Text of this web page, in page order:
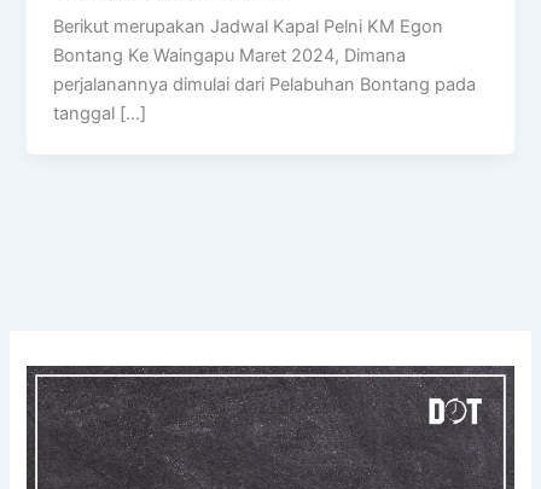
Berikut merupakan Jadwal Kapal Pelni KM Egon
Bontang Ke Waingapu Maret 2024, Dimana
perjalanannya dimulai dari Pelabuhan Bontang pada
tanggal […]